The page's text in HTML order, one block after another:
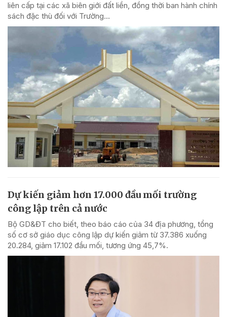
liên cấp tại các xã biên giới đất liền, đồng thời ban hành chính
sách đặc thù đối với Trường...
Dự kiến giảm hơn 17.000 đầu mối trường
công lập trên cả nước
Bộ GD&ĐT cho biết, theo báo cáo của 34 địa phương, tổng
số cơ sở giáo dục công lập dự kiến giảm từ 37.386 xuống
20.284, giảm 17.102 đầu mối, tương ứng 45,7%.